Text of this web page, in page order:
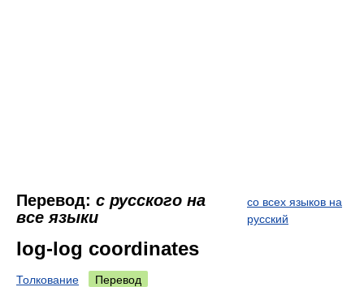
Перевод: с русского на
все языки
со всех языков на
русский
log-log coordinates
Толкование Перевод